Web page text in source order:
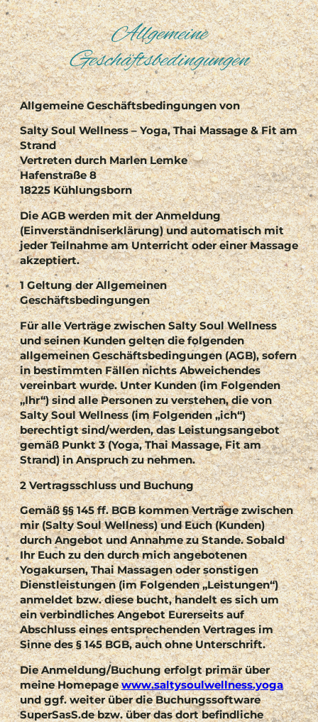
Zum
Inhalt
springen
Allgemeine
Geschäftsbedingungen
Allgemeine Geschäftsbedingungen von
Salty Soul Wellness – Yoga, Thai Massage & Fit am
Strand
Vertreten durch Marlen Lemke
Hafenstraße 8
18225 Kühlungsborn
Die AGB werden mit der Anmeldung
(Einverständniserklärung) und automatisch mit
jeder Teilnahme am Unterricht oder einer Massage
akzeptiert.
1 Geltung der Allgemeinen
Geschäftsbedingungen
Für alle Verträge zwischen Salty Soul Wellness
und seinen Kunden gelten die folgenden
allgemeinen Geschäftsbedingungen (AGB), sofern
in bestimmten Fällen nichts Abweichendes
vereinbart wurde. Unter Kunden (im Folgenden
„Ihr“) sind alle Personen zu verstehen, die von
Salty Soul Wellness (im Folgenden „ich“)
berechtigt sind/werden, das Leistungsangebot
gemäß Punkt 3 (Yoga, Thai Massage, Fit am
Strand) in Anspruch zu nehmen.
2 Vertragsschluss und Buchung
Gemäß §§ 145 ff. BGB kommen Verträge zwischen
mir (Salty Soul Wellness) und Euch (Kunden)
durch Angebot und Annahme zu Stande. Sobald
Ihr Euch zu den durch mich angebotenen
Yogakursen, Thai Massagen oder sonstigen
Dienstleistungen (im Folgenden „Leistungen“)
anmeldet bzw. diese bucht, handelt es sich um
ein verbindliches Angebot Eurerseits auf
Abschluss eines entsprechenden Vertrages im
Sinne des § 145 BGB, auch ohne Unterschrift.
Die Anmeldung/Buchung erfolgt primär über
meine Homepagewww.saltysoulwellness.yoga
und ggf. weiter über die Buchungssoftware
SuperSasS.de bzw. über das dort befindliche